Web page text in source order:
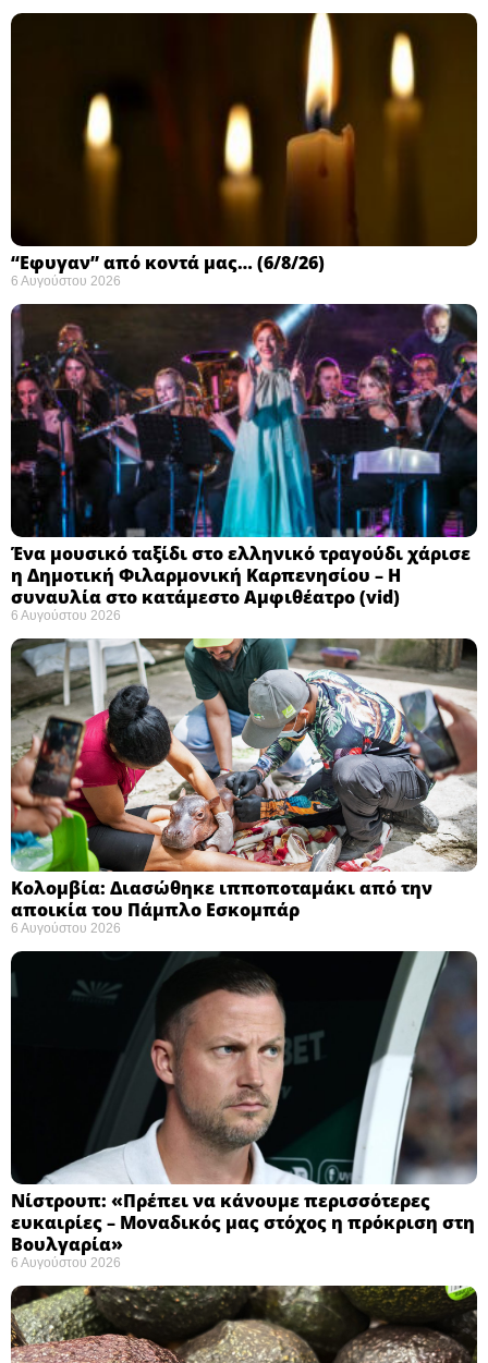
“Εφυγαν” από κοντά μας… (6/8/26)
6 Αυγούστου 2026
Ένα μουσικό ταξίδι στο ελληνικό τραγούδι χάρισε
η Δημοτική Φιλαρμονική Καρπενησίου – Η
συναυλία στο κατάμεστο Αμφιθέατρο (vid)
6 Αυγούστου 2026
Κολομβία: Διασώθηκε ιπποποταμάκι από την
αποικία του Πάμπλο Εσκομπάρ ​
6 Αυγούστου 2026
Νίστρουπ: «Πρέπει να κάνουμε περισσότερες
ευκαιρίες – Μοναδικός μας στόχος η πρόκριση στη
Βουλγαρία» ​
6 Αυγούστου 2026